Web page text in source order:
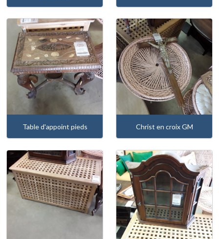
Table d'appoint pieds Christ en croix GM